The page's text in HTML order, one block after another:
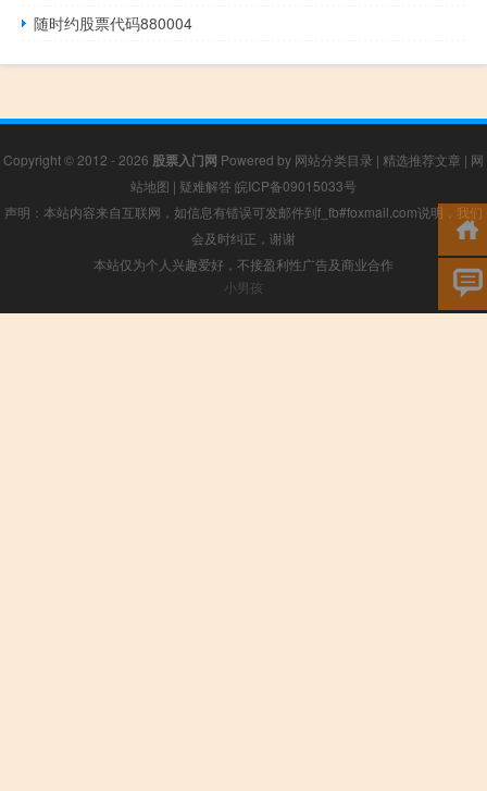
随时约股票代码880004
Copyright © 2012 - 2026 股票入门网 Powered by 网站分类目录 | 精选推荐文章 | 网
站地图 | 疑难解答 皖ICP备09015033号
声明：本站内容来自互联网，如信息有错误可发邮件到f_fb#foxmail.com说明，我们
会及时纠正，谢谢
本站仅为个人兴趣爱好，不接盈利性广告及商业合作
小男孩